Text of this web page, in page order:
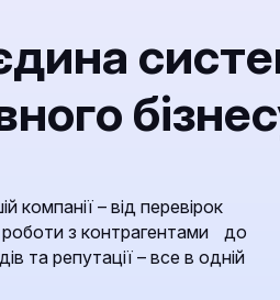
компанії – від перевірок
роботи з контрагентами до
та репутації – все в одній